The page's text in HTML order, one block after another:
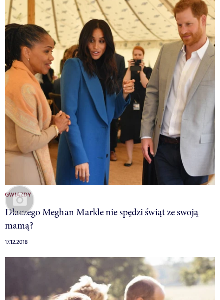
GWIAZDY
Dlaczego Meghan Markle nie spędzi świąt ze swoją
mamą?
17.12.2018